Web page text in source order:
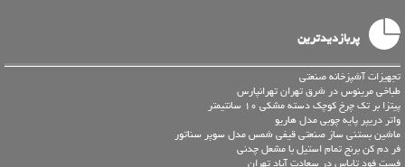
پربازدیدترین
تجهیزات آشپزخانه صنعتی
طباخی مرینوس در شرق تهران تهرانپارس
پیتزا بر تک چرخ کوچک دسته مشکی 10 سانتیمتر
واتر دریپر پایه چوبی مدل هاریو
ماشین بستنی ساز صنعتی قیفی شمس مدل سوپر سناتور
فر دم کن برنج تمام استیل با مشعل چدنی
فست فود تاپاس در سعادت آباد تهران